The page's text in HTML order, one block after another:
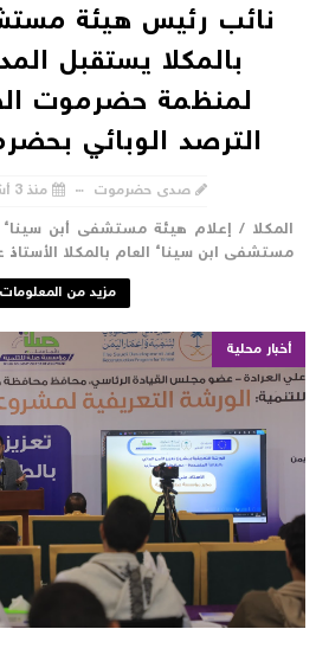
نائب رئيس هيئة
بالمكلا يستقبل
لمنظمة حضرموت
الترصد الوبائي
صدى حضرموت منذ 3 أشهر تقريبا
/ إعلام هيئة مستشفى أبن سيناء :
ابن سيناء العام بالمكلا الأستاذ
مزيد من المعلومات »
أخبار محلية